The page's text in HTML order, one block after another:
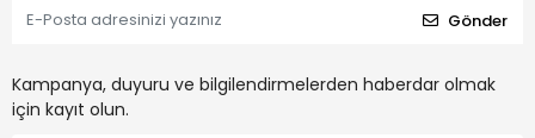
Gönder
Kampanya, duyuru ve bilgilendirmelerden haberdar olmak
için kayıt olun.